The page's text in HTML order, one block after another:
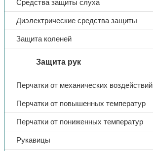
Средства защиты слуха
Диэлектрические средства защиты
Защита коленей
Защита рук
Перчатки от механических воздействий
Перчатки от повышенных температур
Перчатки от пониженных температур
Рукавицы
Ткань Балтекс
Цвет т.серый